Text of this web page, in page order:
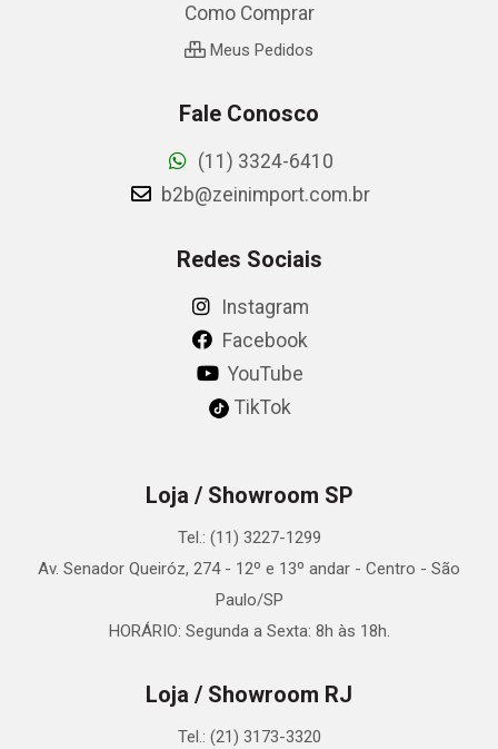
Como Comprar
Meus Pedidos
Fale Conosco
(11) 3324-6410
b2b@zeinimport.com.br
Redes Sociais
Instagram
Facebook
YouTube
TikTok
Loja / Showroom SP
Tel.: (11) 3227-1299
Av. Senador Queiróz, 274 - 12º e 13º andar - Centro - São
Paulo/SP
HORÁRIO: Segunda a Sexta: 8h às 18h.
Loja / Showroom RJ
Tel.: (21) 3173-3320